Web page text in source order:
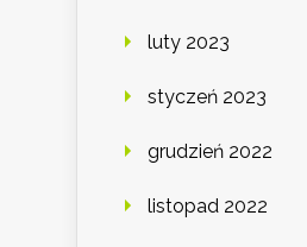
luty 2023
styczeń 2023
grudzień 2022
listopad 2022